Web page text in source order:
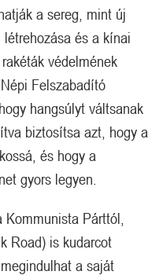
a sereg, mint új
és a kínai
védelmének
Felszabadító
hangsúlyt váltsanak
biztosítsa azt, hogy a
és hogy a
gyors legyen.
Párttól,
Road) is kudarcot
a saját